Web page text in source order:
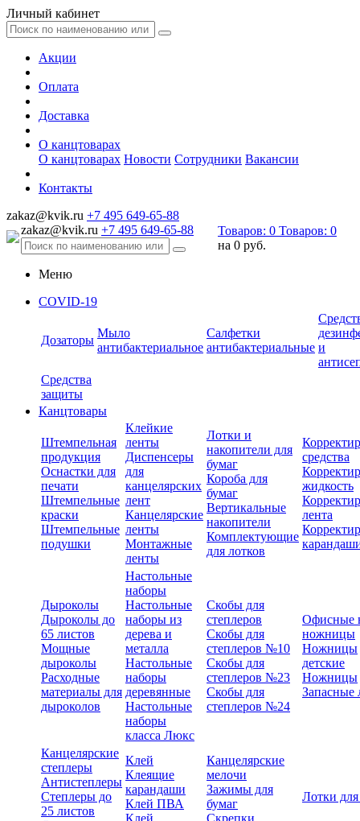
Личный кабинет
Акции
Оплата
Доставка
О канцтоварах
О канцтоварах Новости Сотрудники Вакансии
Контакты
zakaz@kvik.ru +7 495 649-65-88
zakaz@kvik.ru +7 495 649-65-88 Товаров: 0 Товаров: 0
на 0 руб.
Меню
COVID-19
Дозаторы
Мыло
антибактериальное
Салфетки
антибактериальные и
Средства
защиты
Канцтовары
Штемпельная
продукция
Оснастки для
печати
Штемпельные
краски
Штемпельные
подушки
Клейкие
ленты
Диспенсеры
для
канцелярских
лент
Канцелярские
ленты
Монтажные
ленты
Лотки и
накопители для
бумаг
Короба для
бумаг
Вертикальные
накопители
Комплектующие
для лотков
средства
жидкость
лента
Дыроколы
Дыроколы до
65 листов
Мощные
дыроколы
Расходные
материалы для
дыроколов
Настольные
наборы
Настольные
наборы из
дерева и
металла
Настольные
наборы
деревянные
Настольные
наборы
класса Люкс
Скобы для
степлеров
Скобы для
степлеров №10
Скобы для
степлеров №23
Скобы для
степлеров №24
Офисные
ножницы
Ножницы
детские
Ножницы
Запасные
Канцелярские
степлеры
Антистеплеры
Степлеры до
25 листов
Клей
Клеящие
карандаши
Клей ПВА
Клей
Канцелярские
мелочи
Зажимы для
бумаг
Скрепки
Лотки